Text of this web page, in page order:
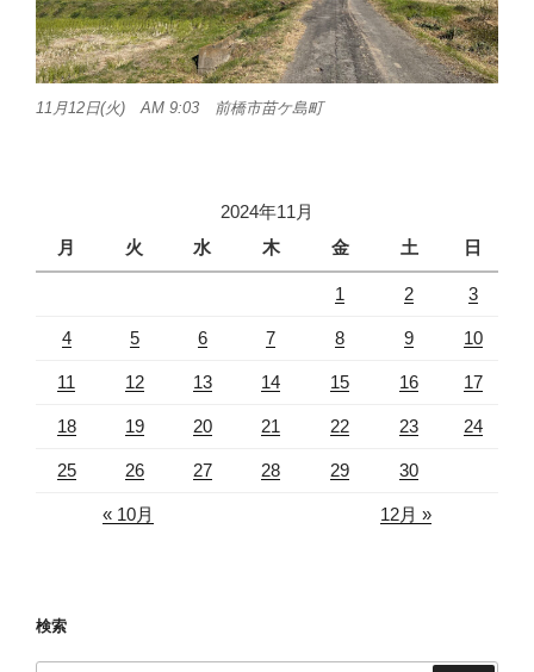
11月12日(火) AM 9:03 前橋市苗ケ島町
2024年11月
月
火 水 木 金 土 日
1 2 3
4 5 6 7 8 9 10
11 12 13 14 15 16 17
18 19 20 21 22 23 24
25 26 27 28 29 30
« 10月 12月 »
検索